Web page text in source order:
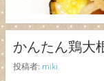
かんたん鶏大
投稿者: miki